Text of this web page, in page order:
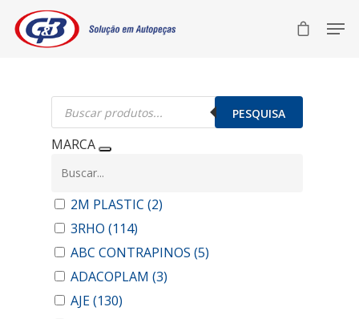
Pesquisar
produtos PESQUISA
MARCA
2M PLASTIC (2)
3RHO (114)
ABC CONTRAPINOS (5)
ADACOPLAM (3)
AJE(130)